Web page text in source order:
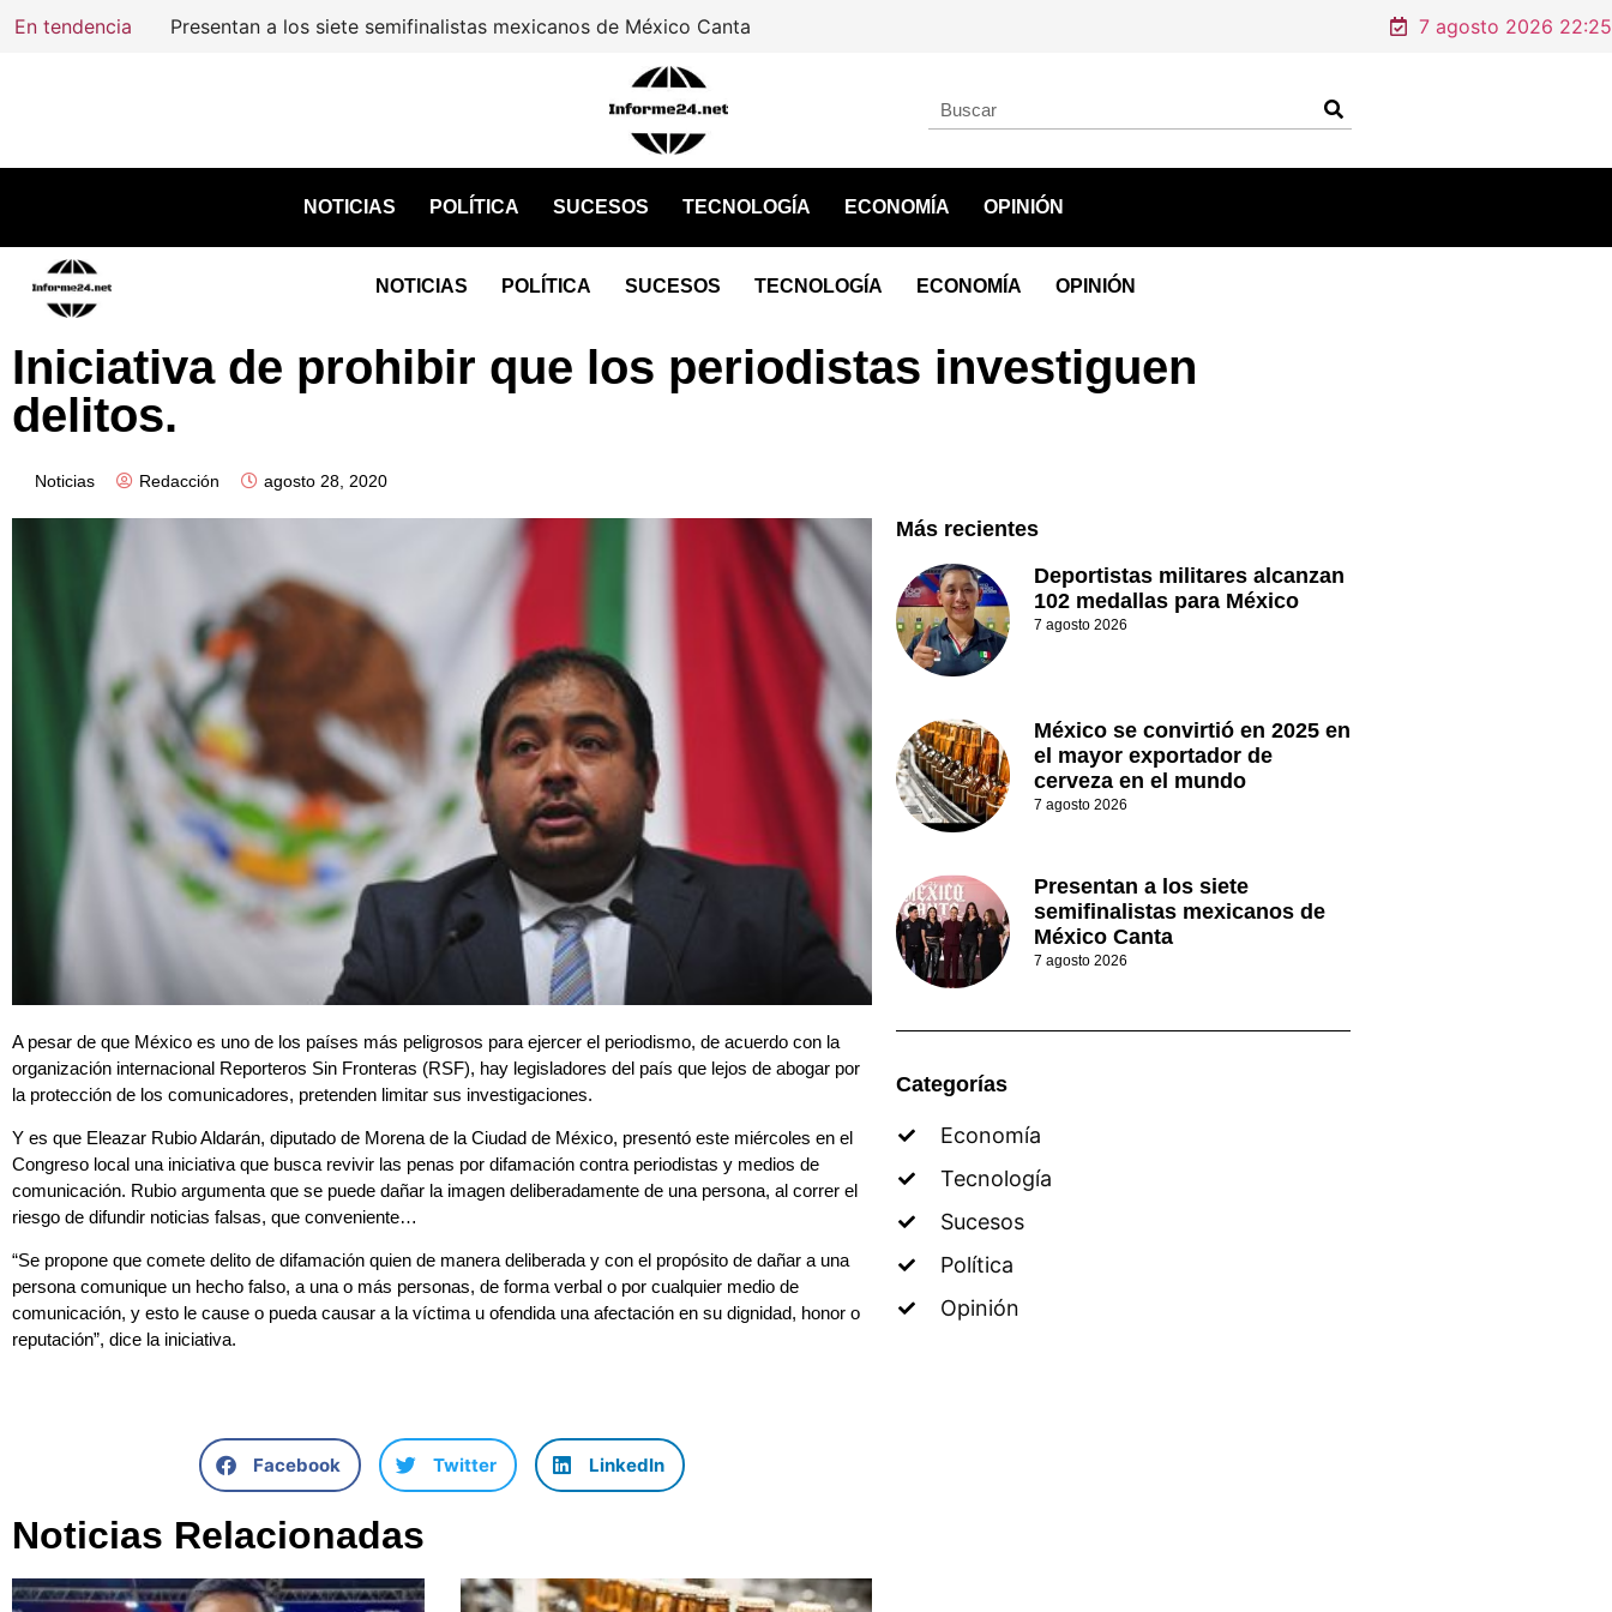
En tendencia Presentan a los siete semifinalistas mexicanos de México Canta 7 agosto 2026 22:25
NOTICIAS POLÍTICA SUCESOS TECNOLOGÍA ECONOMÍA OPINIÓN
NOTICIAS POLÍTICA SUCESOS TECNOLOGÍA ECONOMÍA OPINIÓN
Iniciativa de prohibir que los periodistas investiguen
delitos.
Noticias Redacción agosto 28, 2020
A pesar de que México es uno de los países más peligrosos para ejercer el periodismo, de acuerdo con la
organización internacional Reporteros Sin Fronteras (RSF), hay legisladores del país que lejos de abogar por
la protección de los comunicadores, pretenden limitar sus investigaciones.
Y es que Eleazar Rubio Aldarán, diputado de Morena de la Ciudad de México, presentó este miércoles en el
Congreso local una iniciativa que busca revivir las penas por difamación contra periodistas y medios de
comunicación. Rubio argumenta que se puede dañar la imagen deliberadamente de una persona, al correr el
riesgo de difundir noticias falsas, que conveniente…
“Se propone que comete delito de difamación quien de manera deliberada y con el propósito de dañar a una
persona comunique un hecho falso, a una o más personas, de forma verbal o por cualquier medio de
comunicación, y esto le cause o pueda causar a la víctima u ofendida una afectación en su dignidad, honor o
reputación”, dice la iniciativa.
Facebook Twitter LinkedIn
Noticias Relacionadas
Más recientes
Deportistas militares alcanzan
102 medallas para México
7 agosto 2026
México se convirtió en 2025 en
el mayor exportador de
cerveza en el mundo
7 agosto 2026
Presentan a los siete
semifinalistas mexicanos de
México Canta
7 agosto 2026
Categorías
Economía
Tecnología
Sucesos
Política
Opinión